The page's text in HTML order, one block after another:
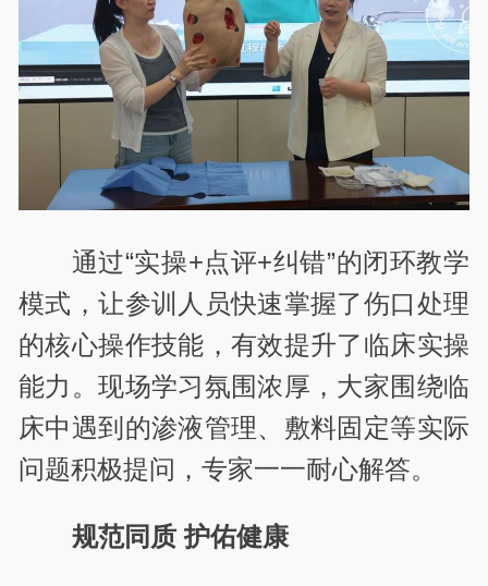
通过“实操+点评+纠错”的闭环教学
模式，让参训人员快速掌握了伤口处理
的核心操作技能，有效提升了临床实操
能力。现场学习氛围浓厚，大家围绕临
床中遇到的渗液管理、敷料固定等实际
问题积极提问，专家一一耐心解答。
规范同质 护佑健康